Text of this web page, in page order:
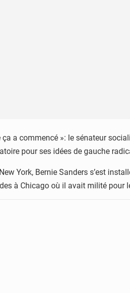
ça a commencé »: le sénateur
pour ses idées de gauche
York, Bernie Sanders s’est
à Chicago où il avait milité pour